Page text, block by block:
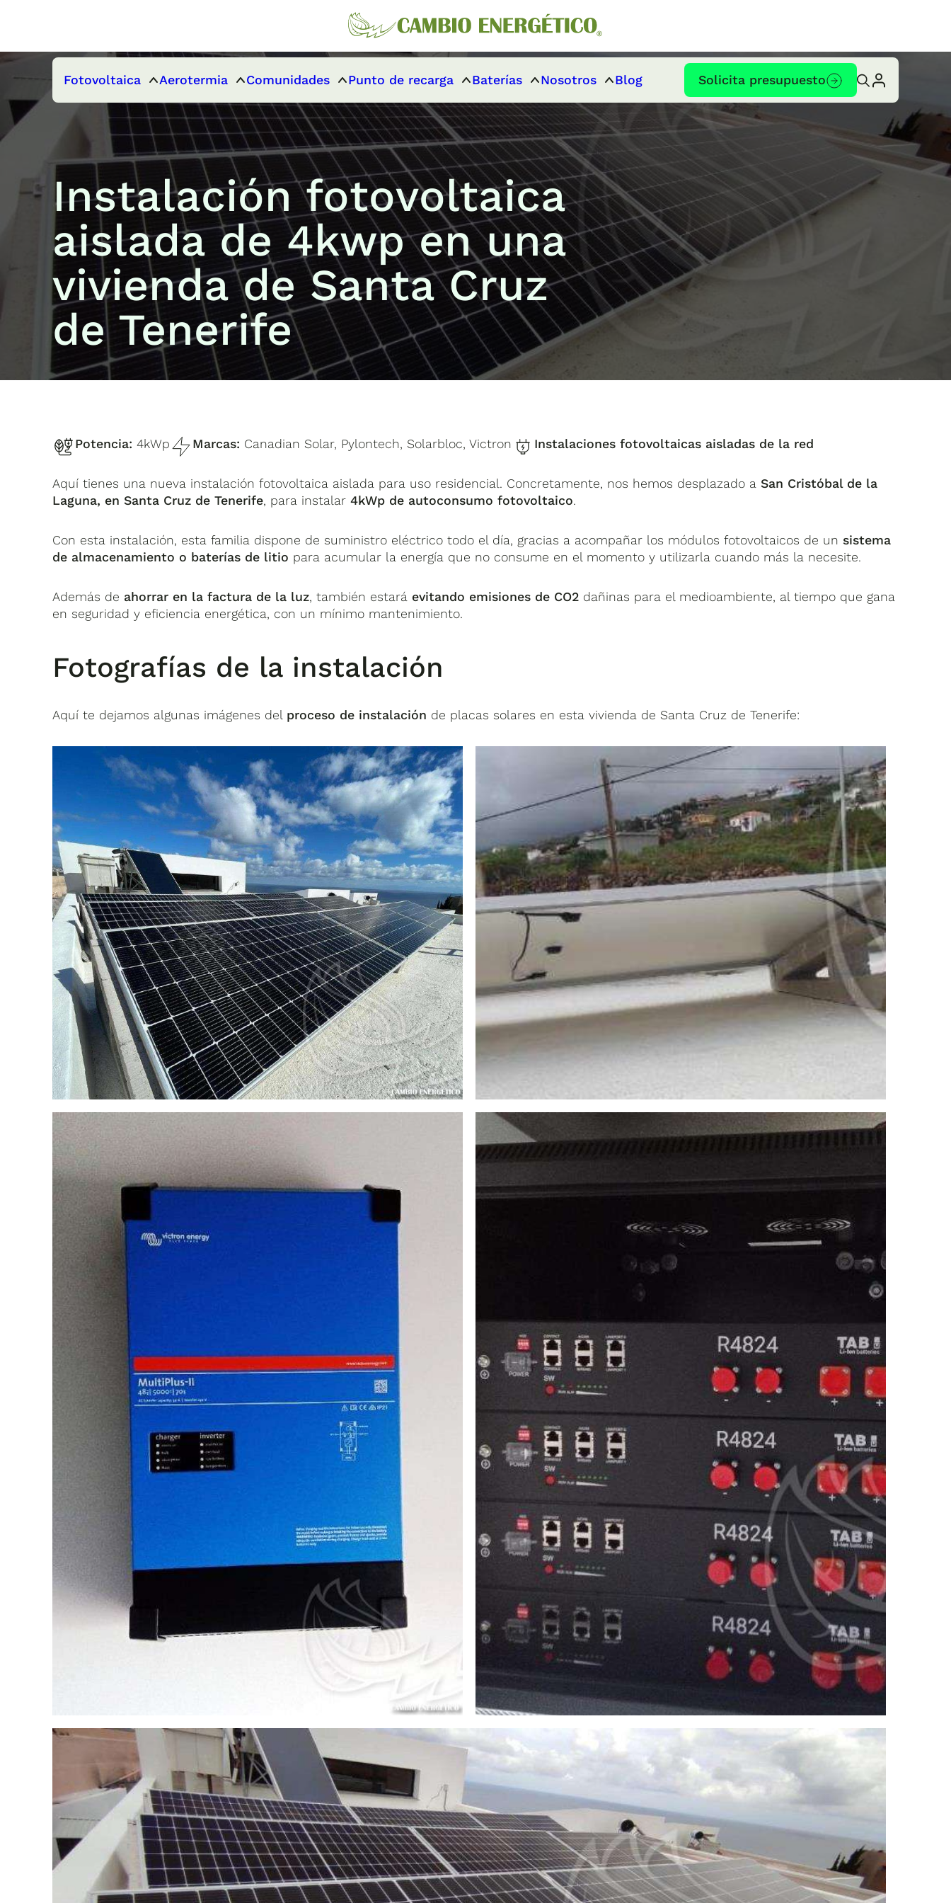
Fotovoltaica Aerotermia Comunidades Punto de recarga Baterías Nosotros Blog Solicita presupuesto
Instalación fotovoltaica
aislada de 4kwp en una
vivienda de Santa Cruz
de Tenerife
Potencia:4kWp Marcas: Canadian Solar, Pylontech, Solarbloc, Victron Instalaciones fotovoltaicas aisladas de la red
Aquí tienes una nueva instalación fotovoltaica aislada para uso residencial. Concretamente, nos hemos desplazado aSan Cristóbal de la
Laguna, en Santa Cruz de Tenerife, para instalar4kWp de autoconsumo fotovoltaico.
Con esta instalación, esta familia dispone de suministro eléctrico todo el día, gracias a acompañar los módulos fotovoltaicos de unsistema
de almacenamiento o baterías de litio para acumular la energía que no consume en el momento y utilizarla cuando más la necesite.
Además de ahorrar en la factura de la luz, también estará evitando emisiones de CO2 dañinas para el medioambiente, al tiempo que gana
en seguridad y eficiencia energética, con un mínimo mantenimiento.
Fotografías de la instalación
Aquí te dejamos algunas imágenes del proceso de instalación de placas solares en esta vivienda de Santa Cruz de Tenerife: